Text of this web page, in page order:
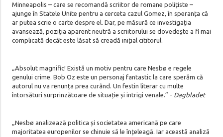
Minneapolis – care se recomandă scriitor de romane polițiste –
ajunge în Statele Unite pentru a cerceta cazul Gomez, în speranța că
ar putea scrie o carte despre el. Dar, pe măsură ce investigația
avansează, poziția aparent neutră a scriitorului se dovedește a fi mai
complicată decât este lăsat să creadă inițial cititorul.
„Absolut magnific! Există un motiv pentru care Nesbø e regele
genului crime. Bob Oz este un personaj fantastic la care sperăm că
autorul nu va renunța prea curând. Un festin literar cu multe
întorsături surprinzătoare de situație și intrigi venale.” - Dagbladet
„Nesbø analizează politica și societatea americană pe care
majoritatea europenilor se chinuie să le înțeleagă. Iar această analiză